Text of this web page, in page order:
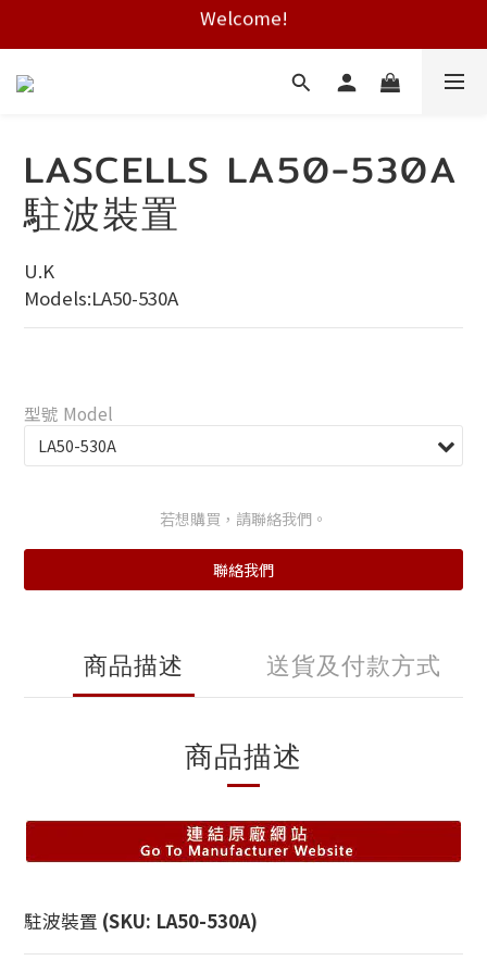
Free shipping on HK orders over $2000
Welcome!
Free shipping on HK orders over $2000
LASCELLS LA50-530A
駐波裝置
U.K
Models:LA50-530A
型號 Model
若想購買，請聯絡我們。
聯絡我們
商品描述 送貨及付款方式
商品描述
駐波裝置 (SKU: LA50-530A)